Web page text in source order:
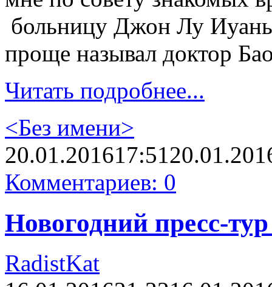
больницу Джон Лу
проще называл доктор
Читать подробнее...
<Без имени>
20.01.201617:51
Комментариев: 0
Новогодний пресс-
RadistKat